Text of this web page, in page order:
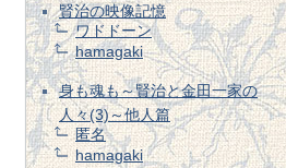
賢治の映像記憶
ワドドーン
hamagaki
身も魂も～賢治と金田一家の
人々(3)～他人篇
匿名
hamagaki